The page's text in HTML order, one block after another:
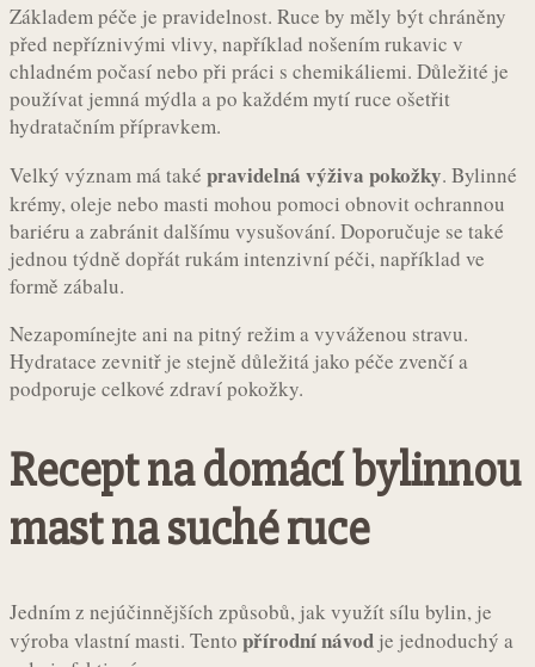
Základem péče je pravidelnost. Ruce by měly být chráněny
před nepříznivými vlivy, například nošením rukavic v
chladném počasí nebo při práci s chemikáliemi. Důležité je
používat jemná mýdla a po každém mytí ruce ošetřit
hydratačním přípravkem.
Velký význam má také pravidelná výživa pokožky. Bylinné
krémy, oleje nebo masti mohou pomoci obnovit ochrannou
bariéru a zabránit dalšímu vysušování. Doporučuje se také
jednou týdně dopřát rukám intenzivní péči, například ve
formě zábalu.
Nezapomínejte ani na pitný režim a vyváženou stravu.
Hydratace zevnitř je stejně důležitá jako péče zvenčí a
podporuje celkové zdraví pokožky.
Recept na domácí bylinnou
mast na suché ruce
Jedním z nejúčinnějších způsobů, jak využít sílu bylin, je
výroba vlastní masti. Tento přírodní návod je jednoduchý a